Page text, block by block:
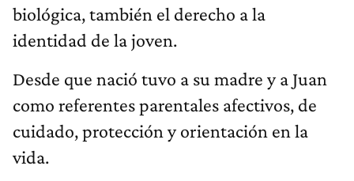
biológica, también el derecho a la
identidad de la joven.
Desde que nació tuvo a su madre y a Juan
como referentes parentales afectivos, de
cuidado, protección y orientación en la
vida.